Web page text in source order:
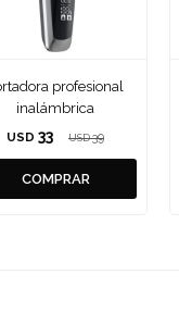
profesional
inalámbrica
USD 33 USD 39